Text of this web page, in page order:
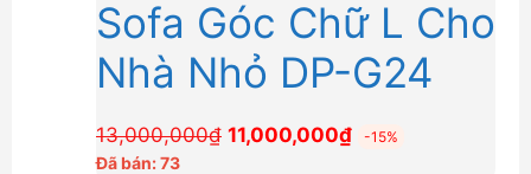
Sofa Góc Chữ L Cho
Nhà Nhỏ DP-G24
13,000,000₫ Giá
11,000,000₫Giá
-15%
Đã bán: 73